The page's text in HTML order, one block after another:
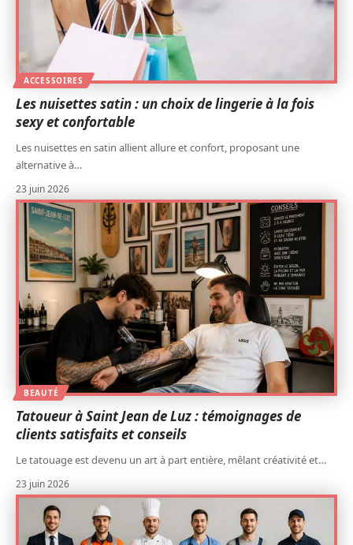
ACCESSOIRES
Les nuisettes satin : un choix de lingerie à la fois
sexy et confortable
Les nuisettes en satin allient allure et confort, proposant une
alternative à…
23 juin 2026
BEAUTÉ
Tatoueur à Saint Jean de Luz : témoignages de
clients satisfaits et conseils
Le tatouage est devenu un art à part entière, mêlant créativité et…
23 juin 2026